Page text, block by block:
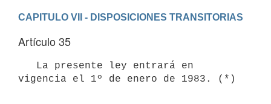
CAPITULO VII - DISPOSICIONES TRANSITORIAS
Artículo 35
vigencia el 1º de enero de 1983. (*)